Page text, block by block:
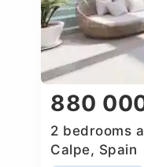
880
2 bedrooms
Calpe, Spain